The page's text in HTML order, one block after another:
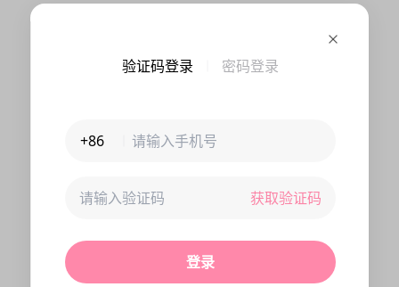
验证码登录 密码登录
+86
获取验证码
登录
未连接到服务器,刷新一下试试